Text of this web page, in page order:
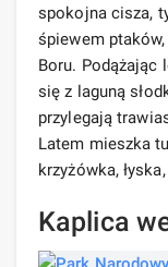
spokojna cisza,
śpiewem
Boru. Podążając
się z laguną
przylegają
Latem mieszka
krzyżówka, łyska,
Kaplica